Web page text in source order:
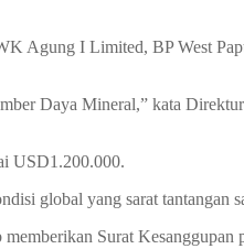
Agung I Limited, BP West
Daya Mineral,” kata
USD1.200.000.
global yang sarat tantangan
Surat